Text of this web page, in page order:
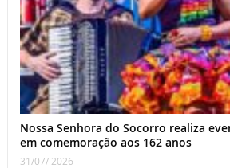
Nossa Senhora do Socorro realiza
em comemoração aos 162 anos
31/07/ 2026